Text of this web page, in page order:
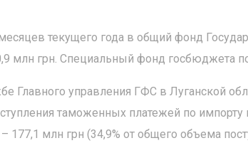
текущего года в общий фонд
млн грн. Специальный фонд госбюджета
Главного управления ГФС в Луганской
таможенных платежей по импорту
177,1 млн грн (34,9% от общего объема